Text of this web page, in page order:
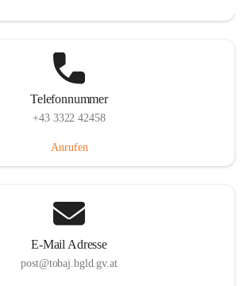
Telefonnummer
+43 3322 42458
Anrufen
E-Mail Adresse
post@tobaj.bgld.gv.at